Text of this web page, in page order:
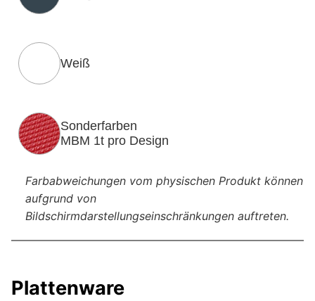
Weiß
Sonderfarben
MBM 1t pro Design
Farbabweichungen vom physischen Produkt können
aufgrund von
Bildschirmdarstellungseinschränkungen auftreten.
Plattenware